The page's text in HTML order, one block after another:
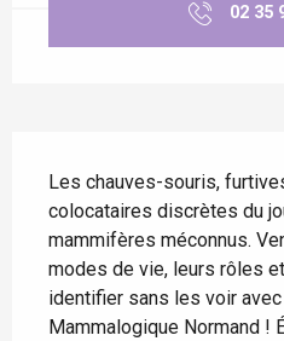
02 35
Les chauves-souris,
colocataires discrètes du
mammifères méconnus.
modes de vie, leurs rôles
identifier sans les voir avec
Mammalogique Normand !